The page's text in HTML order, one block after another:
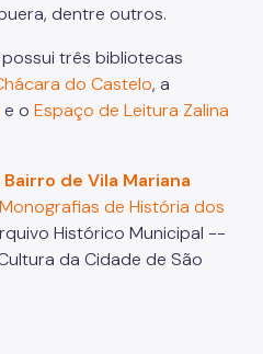
dentre outros.
três bibliotecas
do Castelo, a
e o Espaço de Leitura Zalina
Bairro de Vila Mariana
Monografias de História dos
Histórico Municipal --
da Cidade de São